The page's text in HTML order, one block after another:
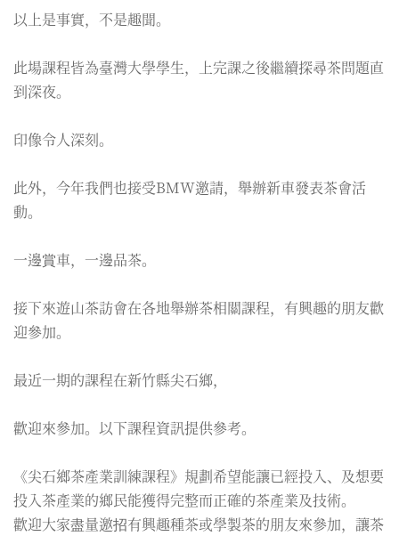
以上是事實，不是趣聞。
此場課程皆為臺灣大學學生，上完課之後繼續探尋茶問題直
到深夜。
印像令人深刻。
此外，今年我們也接受BMW邀請，舉辦新車發表茶會活
動。
一邊賞車，一邊品茶。
接下來遊山茶訪會在各地舉辦茶相關課程，有興趣的朋友歡
迎參加。
最近一期的課程在新竹縣尖石鄉，
歡迎來參加。以下課程資訊提供參考。
《尖石鄉茶產業訓練課程》規劃希望能讓已經投入、及想要
投入茶產業的鄉民能獲得完整而正確的茶產業及技術。
歡迎大家盡量邀招有興趣種茶或學製茶的朋友來參加，讓茶